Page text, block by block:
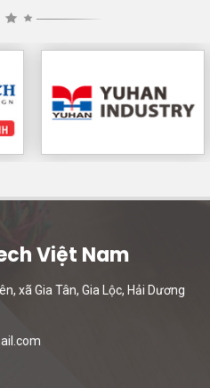
Việt Nam
xã Gia Tân, Gia Lộc, Hải Dương